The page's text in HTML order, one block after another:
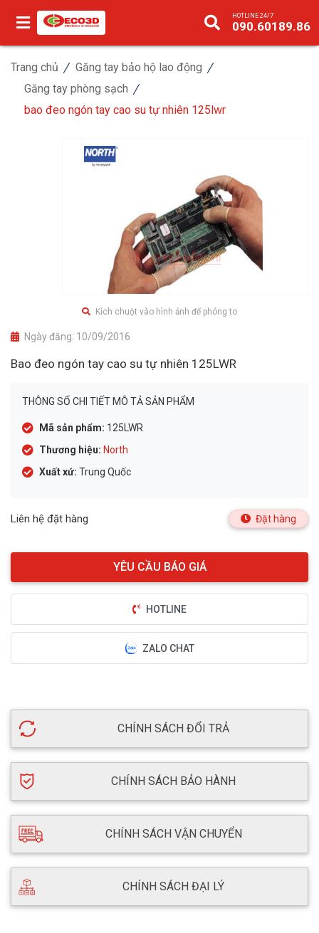
HOTLINE 24/7
090.60189.86
Trang chủ
Găng tay bảo hộ lao động
Găng tay phòng sạch
bao đeo ngón tay cao su tự nhiên 125lwr
Kích chuột vào hình ảnh để phóng to
Ngày đăng: 10/09/2016
Bao đeo ngón tay cao su tự nhiên 125LWR
THÔNG SỐ CHI TIẾT MÔ TẢ SẢN PHẨM
Mã sản phẩm: 125LWR
Thương hiệu: North
Xuất xứ: Trung Quốc
Liên hệ đặt hàng Đặt hàng
HOTLINE
ZALO CHAT
CHÍNH SÁCH ĐỔI TRẢ
CHÍNH SÁCH BẢO HÀNH
CHÍNH SÁCH VẬN CHUYỂN
CHÍNH SÁCH ĐẠI LÝ